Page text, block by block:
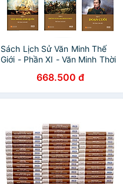
Sách Lịch Sử Văn Minh Thế
Giới - Phần XI - Văn Minh Thời
668.500 đ